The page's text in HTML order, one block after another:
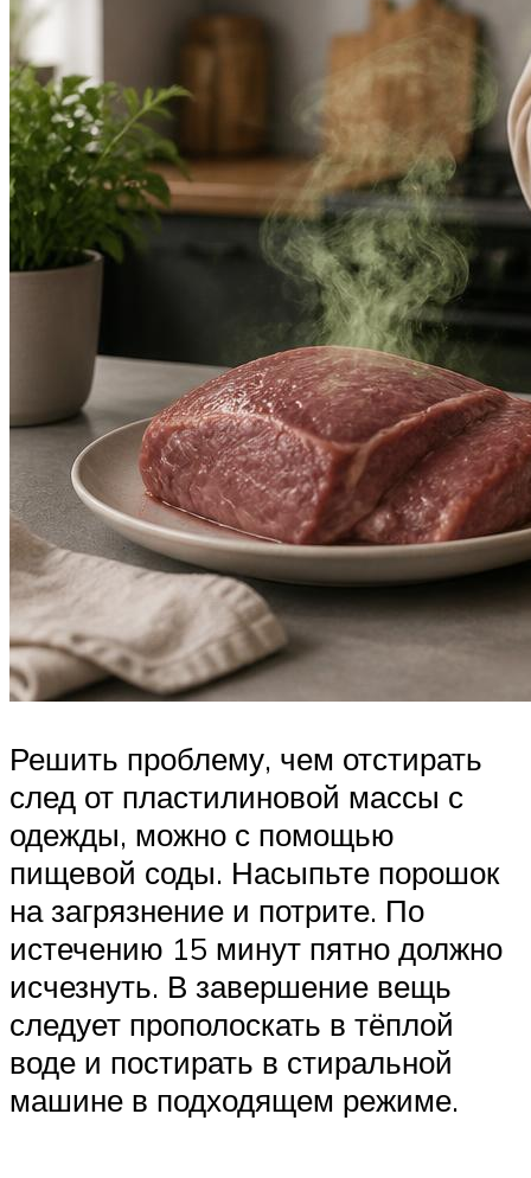
Решить проблему, чем отстирать
след от пластилиновой массы с
одежды, можно с помощью
пищевой соды. Насыпьте порошок
на загрязнение и потрите. По
истечению 15 минут пятно должно
исчезнуть. В завершение вещь
следует прополоскать в тёплой
воде и постирать в стиральной
машине в подходящем режиме.